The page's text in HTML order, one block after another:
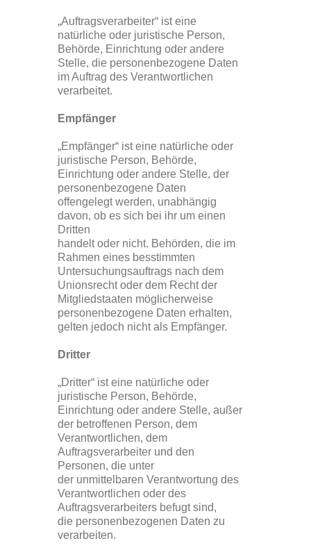
„Auftragsverarbeiter“ ist eine
natürliche oder juristische Person,
Behörde, Einrichtung oder andere
Stelle, die personenbezogene Daten
im Auftrag des Verantwortlichen
verarbeitet.
Empfänger
„Empfänger“ ist eine natürliche oder
juristische Person, Behörde,
Einrichtung oder andere Stelle, der
personenbezogene Daten
offengelegt werden, unabhängig
davon, ob es sich bei ihr um einen
Dritten
handelt oder nicht. Behörden, die im
Rahmen eines besstimmten
Untersuchungsauftrags nach dem
Unionsrecht oder dem Recht der
Mitgliedstaaten möglicherweise
personenbezogene Daten erhalten,
gelten jedoch nicht als Empfänger.
Dritter
„Dritter“ ist eine natürliche oder
juristische Person, Behörde,
Einrichtung oder andere Stelle, außer
der betroffenen Person, dem
Verantwortlichen, dem
Auftragsverarbeiter und den
Personen, die unter
der unmittelbaren Verantwortung des
Verantwortlichen oder des
Auftragsverarbeiters befugt sind,
die personenbezogenen Daten zu
verarbeiten.